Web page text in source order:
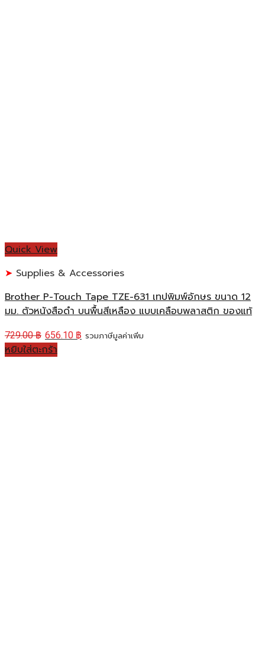
Quick View
Supplies & Accessories
Brother P-Touch Tape TZE-631 เทปพิมพ์อักษร ขนาด 12
มม. ตัวหนังสือดำ บนพื้นสีเหลือง แบบเคลือบพลาสติก ของแท้
729.00฿ 656.10 ฿ รวมภาษีมูลค่าเพิ่ม
หยิบใส่ตะกร้า